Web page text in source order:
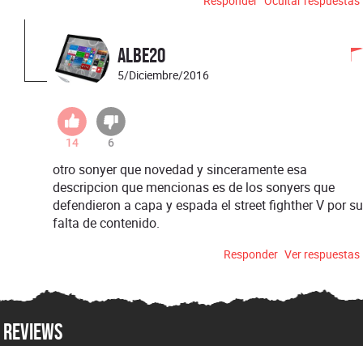
albe20
5/Diciembre/2016
14 6
otro sonyer que novedad y sinceramente esa
descripcion que mencionas es de los sonyers que
defendieron a capa y espada el street fighther V por su
falta de contenido.
Responder Ver respuestas
Reviews